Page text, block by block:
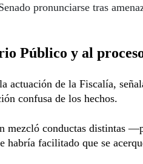
pronunciarse tras
Público y al
actuación de la Fiscalía,
confusa de los hechos.
mezcló conductas distintas
facilitado que se